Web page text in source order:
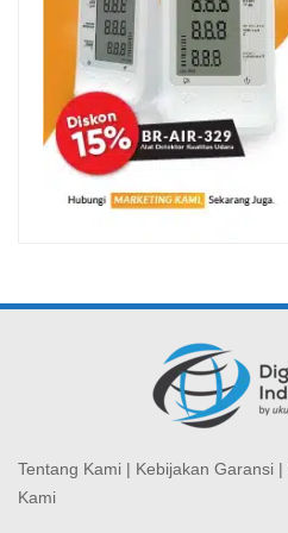
Tentang Kami | Kebijakan Garansi |
Kami